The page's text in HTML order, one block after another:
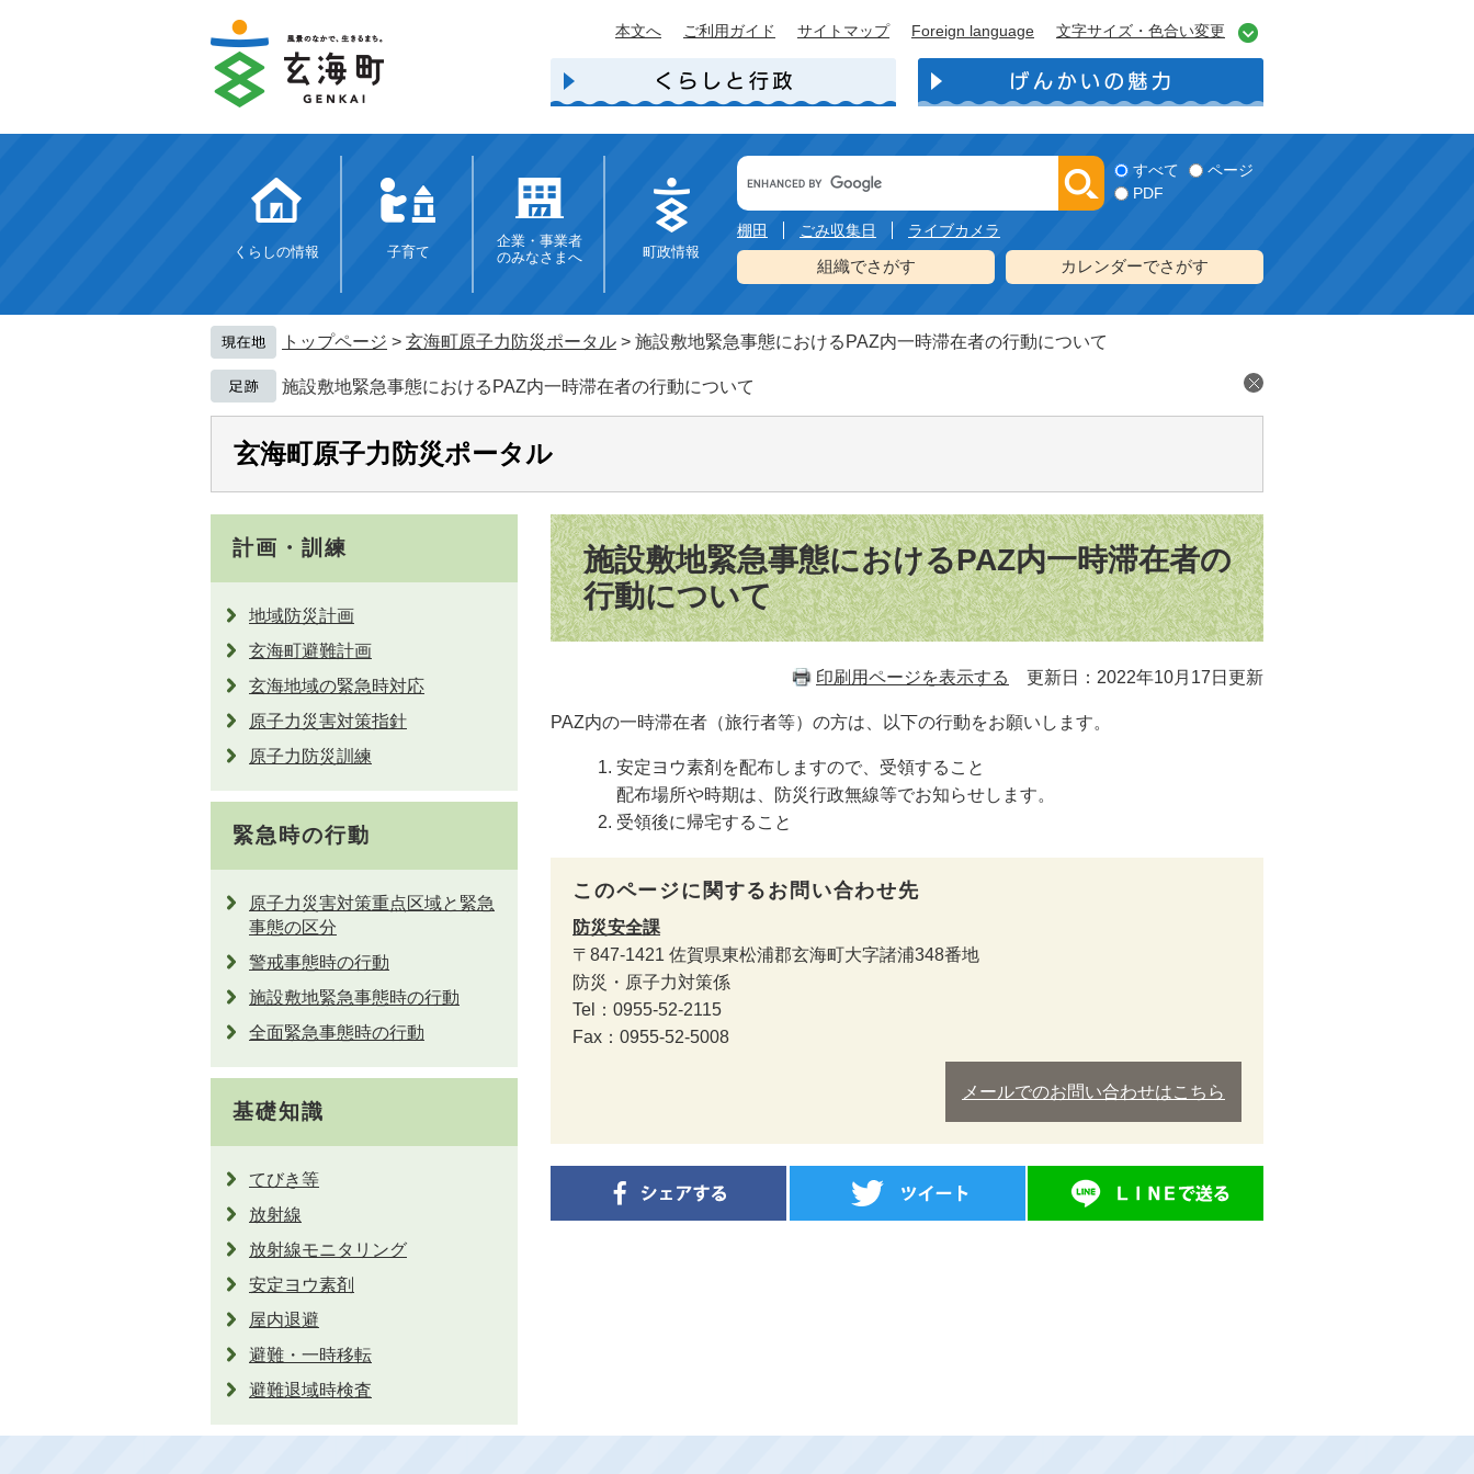
本文へ ご利用ガイド サイトマップ Foreign language 文字サイズ・色合い変更
くらしの情報 子育て
企業・事業者
のみなさまへ
町政情報
Google
カ
ス
タ
ム
検
索
すべて
ページ
PDF
棚田 ごみ収集日 ライブカメラ
組織でさがす カレンダーでさがす
トップページ > 玄海町原子力防災ポータル > 施設敷地緊急事態におけるPAZ内一時滞在者の行動について
施設敷地緊急事態におけるPAZ内一時滞在者の行動について
玄海町原子力防災ポータル
計画・訓練
地域防災計画
玄海町避難計画
玄海地域の緊急時対応
原子力災害対策指針
原子力防災訓練
緊急時の行動
原子力災害対策重点区域と緊急
事態の区分
警戒事態時の行動
施設敷地緊急事態時の行動
全面緊急事態時の行動
基礎知識
てびき等
放射線
放射線モニタリング
安定ヨウ素剤
屋内退避
避難・一時移転
避難退域時検査
本
文
施設敷地緊急事態におけるPAZ内一時滞在者の
行動について
印刷用ページを表示する 更新日：2022年10月17日更新
PAZ内の一時滞在者（旅行者等）の方は、以下の行動をお願いします。
安定ヨウ素剤を配布しますので、受領すること
配布場所や時期は、防災行政無線等でお知らせします。
受領後に帰宅すること
このページに関するお問い合わせ先
防災安全課
〒847-1421 佐賀県東松浦郡玄海町大字諸浦348番地
防災・原子力対策係
Tel：0955-52-2115
Fax：0955-52-5008
メールでのお問い合わせはこちら